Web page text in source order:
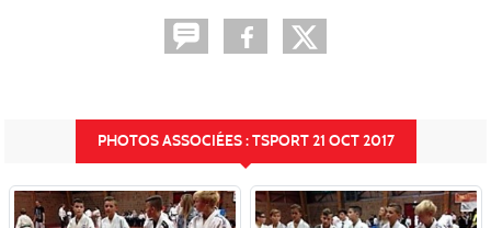
PHOTOS ASSOCIÉES : TSPORT 21 OCT 2017